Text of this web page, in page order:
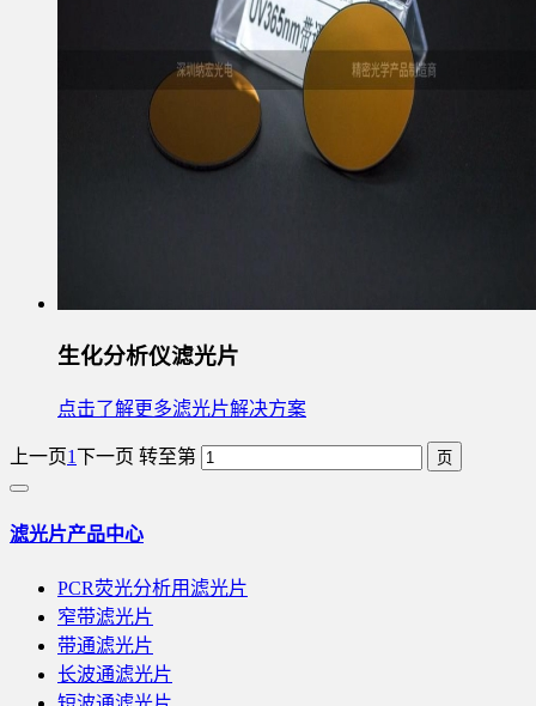
生化分析仪滤光片
点击了解更多滤光片解决方案
上一页1下一页 转至第
滤光片产品中心
PCR荧光分析用滤光片
窄带滤光片
带通滤光片
长波通滤光片